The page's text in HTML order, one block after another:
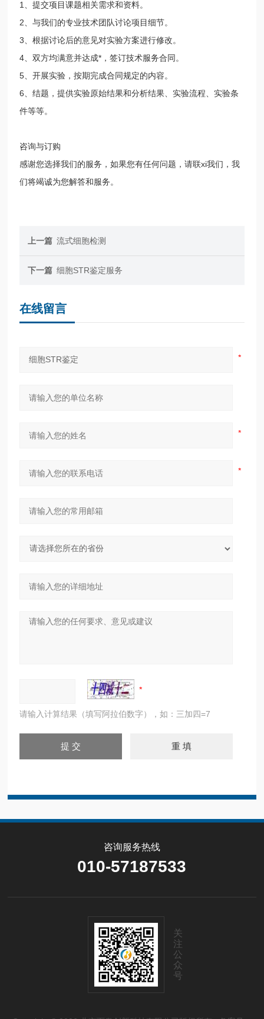
1、提交项目课题相关需求和资料。
2、与我们的专业技术团队讨论项目细节。
3、根据讨论后的意见对实验方案进行修改。
4、双方均满意并达成*，签订技术服务合同。
5、开展实验，按期完成合同规定的内容。
6、结题，提供实验原始结果和分析结果、实验流程、实验条
件等等。
咨询与订购
感谢您选择我们的服务，如果您有任何问题，请联xi我们，我
们将竭诚为您解答和服务。
上一篇 流式细胞检测
下一篇 细胞STR鉴定服务
在线留言
请输入计算结果（填写阿拉伯数字），如：三加四=7
咨询服务热线
010-57187533
关
注
公
众
号